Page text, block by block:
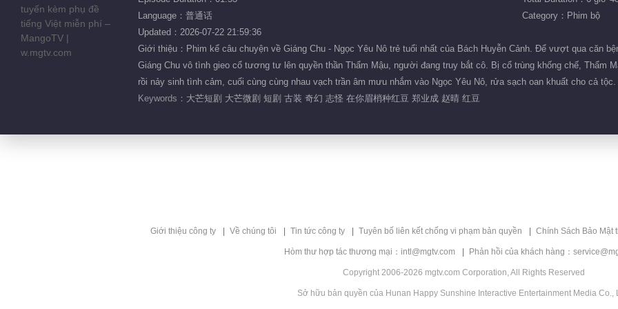
Language：普通话
Category：Phim bộ
Updated：2026-07-22 21:59:36
Giới thiệu：Phim kể câu chuyện về Giáng Chu - Ngọc Yêu Nô trẻ tuổi nhất của Bách Huyễn Cảnh. Để vượt qua căn
Giáng Chu vô tình gieo cổ tương tư lên quyền thần Thẩm Mậu, người đang truy bắt cô. Bị cổ trùng khống chế, Thẩm
rồi nảy sinh tình cảm, cuối cùng cùng nhau vạch trần âm mưu nhắm vào Ngọc Yêu Nô, rửa sạch oan khuất cho cả
Keywords： 大芒短剧 大芒微剧 短剧 古装 奇幻 志怪 在你眉梢种红豆 郑业成 赵晴 红豆
Giới thiệu công ty Về chúng tôi Tin tức công ty Tuyên bố liên kết chống vi phạm bản quyền Chính Sách Bảo Mật
Hòm thư hợp tác thương mại：intl@mgtv.com Phản hồi của khách hàng：
Copyright 2006-2026 mgtv.com Corporation, All Rights Reserved
Sở hữu bản quyền của Hunan Happy Sunshine Interactive Entertainment Media Co.,